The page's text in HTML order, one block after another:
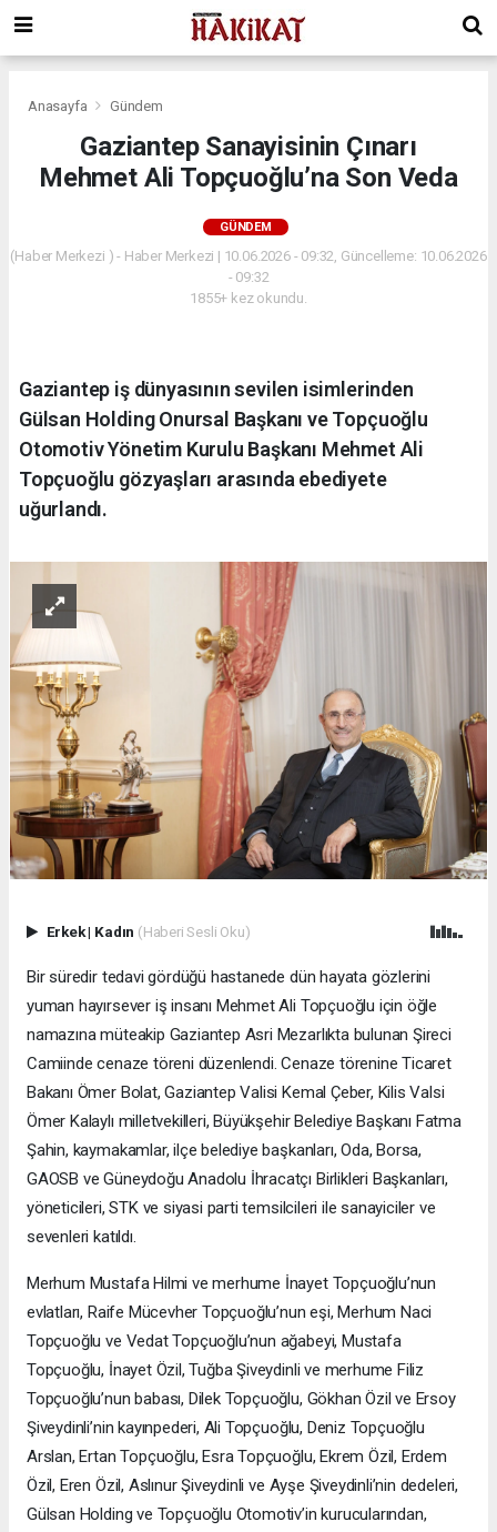
Anasayfa Gündem
Gaziantep Sanayisinin Çınarı
Mehmet Ali Topçuoğlu’na Son Veda
GÜNDEM
(Haber Merkezi ) - Haber Merkezi | 10.06.2026 - 09:32, Güncelleme: 10.06.2026
- 09:32
1855+ kez okundu.
Gaziantep iş dünyasının sevilen isimlerinden
Gülsan Holding Onursal Başkanı ve Topçuoğlu
Otomotiv Yönetim Kurulu Başkanı Mehmet Ali
Topçuoğlu gözyaşları arasında ebediyete
uğurlandı.
Erkek| Kadın (Haberi Sesli Oku)
Bir süredir tedavi gördüğü hastanede dün hayata gözlerini
yuman hayırsever iş insanı Mehmet Ali Topçuoğlu için öğle
namazına müteakip Gaziantep Asri Mezarlıkta bulunan Şireci
Camiinde cenaze töreni düzenlendi. Cenaze törenine Ticaret
Bakanı Ömer Bolat, Gaziantep Valisi Kemal Çeber, Kilis Valsi
Ömer Kalaylı milletvekilleri, Büyükşehir Belediye Başkanı Fatma
Şahin, kaymakamlar, ilçe belediye başkanları, Oda, Borsa,
GAOSB ve Güneydoğu Anadolu İhracatçı Birlikleri Başkanları,
yöneticileri, STK ve siyasi parti temsilcileri ile sanayiciler ve
sevenleri katıldı.
Merhum Mustafa Hilmi ve merhume İnayet Topçuoğlu’nun
evlatları, Raife Mücevher Topçuoğlu’nun eşi, Merhum Naci
Topçuoğlu ve Vedat Topçuoğlu’nun ağabeyi, Mustafa
Topçuoğlu, İnayet Özil, Tuğba Şiveydinli ve merhume Filiz
Topçuoğlu’nun babası, Dilek Topçuoğlu, Gökhan Özil ve Ersoy
Şiveydinli’nin kayınpederi, Ali Topçuoğlu, Deniz Topçuoğlu
Arslan, Ertan Topçuoğlu, Esra Topçuoğlu, Ekrem Özil, Erdem
Özil, Eren Özil, Aslınur Şiveydinli ve Ayşe Şiveydinli’nin dedeleri,
Gülsan Holding ve Topçuoğlu Otomotiv’in kurucularından,